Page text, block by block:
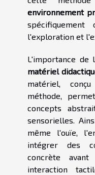
environnement
spécifiquement
l'exploration et
L'importance de
matériel
matériel,
méthode,
concepts
sensorielles.
même l'ouïe,
intégrer des
concrète
interaction